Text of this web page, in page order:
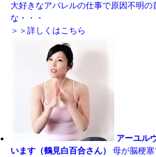
大好きなアパレルの仕事で原因不明
な・・・
＞＞詳しくはこちら
アーユル
います（鶴見白百合さん）
母が脳梗